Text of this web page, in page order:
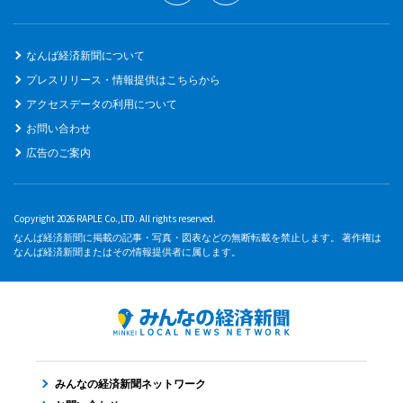
なんば経済新聞について
プレスリリース・情報提供はこちらから
アクセスデータの利用について
お問い合わせ
広告のご案内
Copyright 2026 RAPLE Co.,LTD. All rights reserved.
なんば経済新聞に掲載の記事・写真・図表などの無断転載を禁止します。 著作権は
なんば経済新聞またはその情報提供者に属します。
みんなの経済新聞ネットワーク